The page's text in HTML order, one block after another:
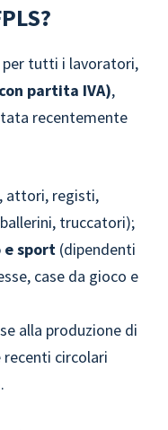
per tutti i lavoratori,
partita IVA),
recentemente
attori, registi,
truccatori);
sport (dipendenti
case da gioco e
alla produzione di
circolari